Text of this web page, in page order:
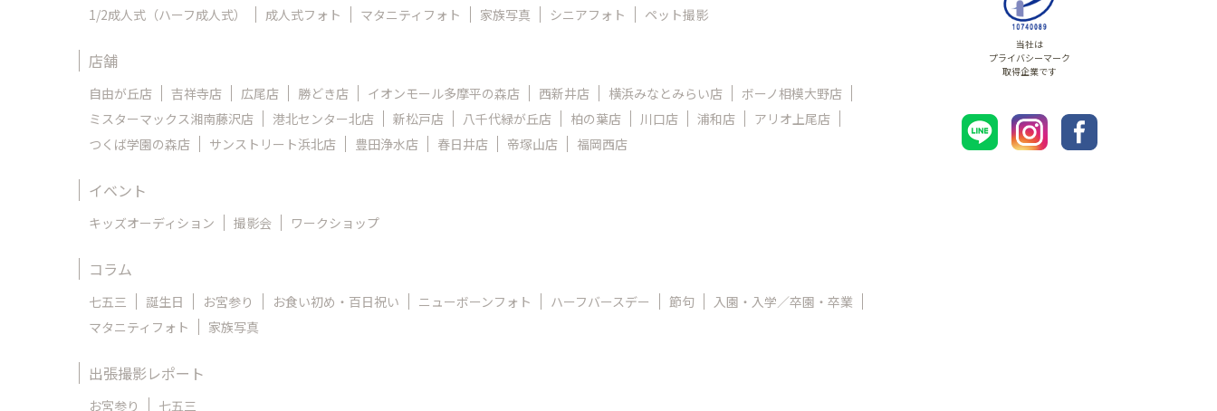
1/2成人式（ハーフ成人式）
成人式フォト マタニティフォト 家族写真 シニアフォト ペット撮影
店舗
自由が丘店 吉祥寺店 広尾店 勝どき店 イオンモール多摩平の森店 西新井店 横浜みなとみらい店
ボーノ相模大野店
ミスターマックス湘南藤沢店
港北センター北店 新松戸店 八千代緑が丘店 柏の葉店 川口店 浦和店
アリオ上尾店
つくば学園の森店
サンストリート浜北店 豊田浄水店 春日井店 帝塚山店 福岡西店
イベント
キッズオーディション 撮影会 ワークショップ
コラム
七五三 誕生日 お宮参り お食い初め・百日祝い ニューボーンフォト ハーフバースデー 節句
入園・入学／卒園・卒業
マタニティフォト
家族写真
出張撮影レポート
お宮参り 七五三
当社は
プライバシーマーク
取得企業です